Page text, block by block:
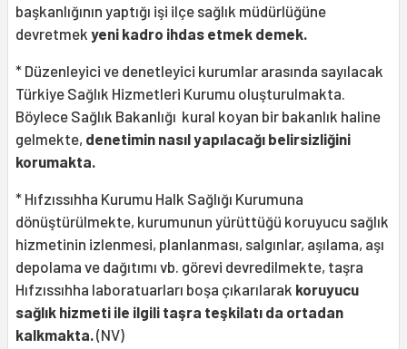
başkanlığının yaptığı işi ilçe sağlık müdürlüğüne
devretmek yeni kadro ihdas etmek demek.
* Düzenleyici ve denetleyici kurumlar arasında sayılacak
Türkiye Sağlık Hizmetleri Kurumu oluşturulmakta.
Böylece Sağlık Bakanlığı kural koyan bir bakanlık haline
gelmekte, denetimin nasıl yapılacağı belirsizliğini
korumakta.
* Hıfzıssıhha Kurumu Halk Sağlığı Kurumuna
dönüştürülmekte, kurumunun yürüttüğü koruyucu sağlık
hizmetinin izlenmesi, planlanması, salgınlar, aşılama, aşı
depolama ve dağıtımı vb. görevi devredilmekte, taşra
Hıfzıssıhha laboratuarları boşa çıkarılarak koruyucu
sağlık hizmeti ile ilgili taşra teşkilatı da ortadan
kalkmakta. (NV)